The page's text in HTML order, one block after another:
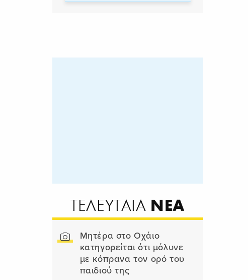
ΤΕΛΕΥΤΑΙΑ ΝΕΑ
Μητέρα στο Οχάιο
κατηγορείται ότι μόλυνε
με κόπρανα τον ορό του
παιδιού της